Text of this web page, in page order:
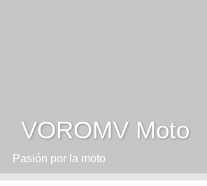
VOROMV Moto
Pasión por la moto